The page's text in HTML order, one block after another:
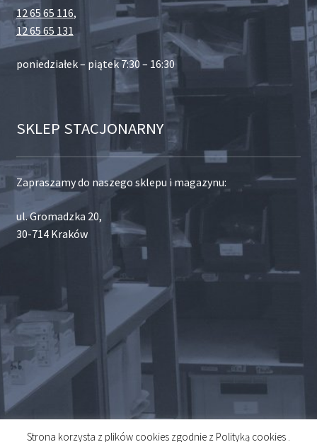
12 65 65 116,
12 65 65 131
poniedziałek – piątek 7:30 – 16:30
SKLEP STACJONARNY
Zapraszamy do naszego sklepu i magazynu:
ul. Gromadzka 20,
30-714 Kraków
Strona korzysta z plików cookies zgodnie z Polityką cookies .